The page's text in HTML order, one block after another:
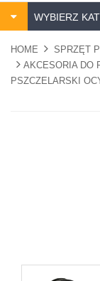
WYBIERZ
HOME SPRZĘT
AKCESORIA DO
PSZCZELARSKI